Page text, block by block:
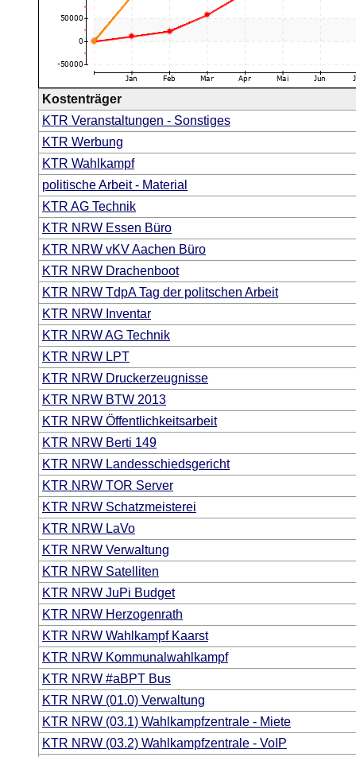
Kostenträger
KTR Veranstaltungen - Sonstiges
KTR Werbung
KTR Wahlkampf
politische Arbeit - Material
KTR AG Technik
KTR NRW Essen Büro
KTR NRW vKV Aachen Büro
KTR NRW Drachenboot
KTR NRW TdpA Tag der politschen Arbeit
KTR NRW Inventar
KTR NRW AG Technik
KTR NRW LPT
KTR NRW Druckerzeugnisse
KTR NRW BTW 2013
KTR NRW Öffentlichkeitsarbeit
KTR NRW Berti 149
KTR NRW Landesschiedsgericht
KTR NRW TOR Server
KTR NRW Schatzmeisterei
KTR NRW LaVo
KTR NRW Verwaltung
KTR NRW Satelliten
KTR NRW JuPi Budget
KTR NRW Herzogenrath
KTR NRW Wahlkampf Kaarst
KTR NRW Kommunalwahlkampf
KTR NRW #aBPT Bus
KTR NRW (01.0) Verwaltung
KTR NRW (03.1) Wahlkampfzentrale - Miete
KTR NRW (03.2) Wahlkampfzentrale - VoIP